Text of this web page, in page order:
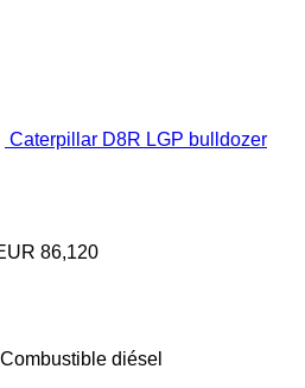
Caterpillar D8R LGP bulldozer
86,120
Combustible diésel